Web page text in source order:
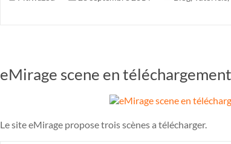
eMirage scene en
Le site eMirage propose trois scènes a télécharger.